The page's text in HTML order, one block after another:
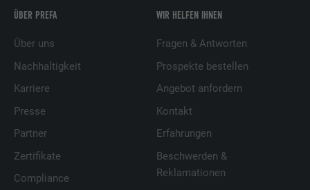
ÜBER PREFA
Über uns
Nachhaltigkeit
Karriere
Presse
Partner
Zertifikate
Compliance
WIR HELFEN IHNEN
Fragen & Antworten
Prospekte bestellen
Angebot anfordern
Kontakt
Erfahrungen
Beschwerden &
Reklamationen